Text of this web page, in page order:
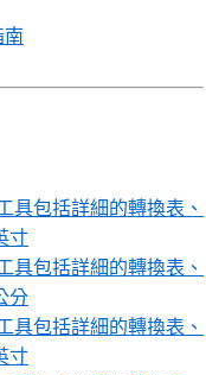
南
具包括詳細的轉換表、
寸
具包括詳細的轉換表、
分
具包括詳細的轉換表、
寸